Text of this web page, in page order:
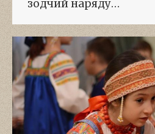
зодчий наряду…